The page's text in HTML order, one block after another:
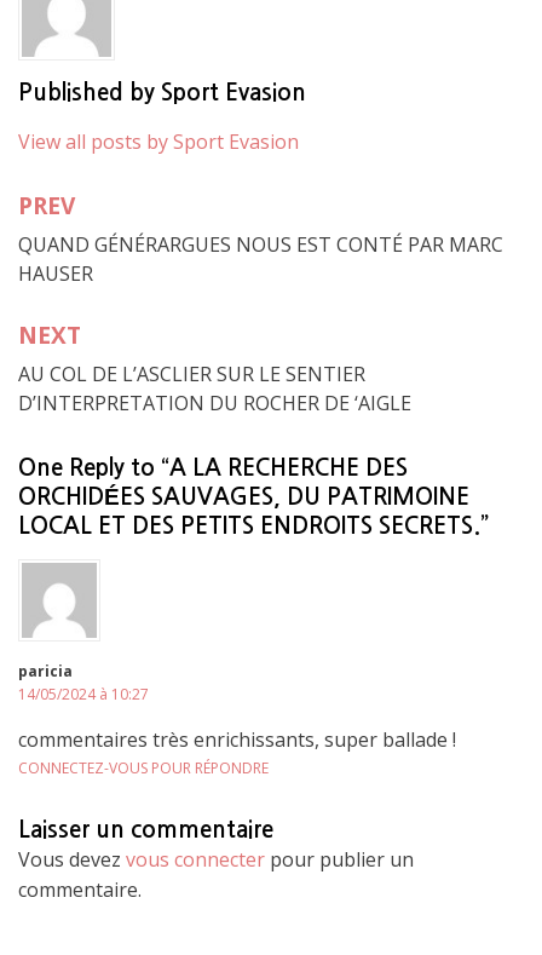
Published by Sport Evasion
View all posts by Sport Evasion
Navigation
de
PREV
QUAND GÉNÉRARGUES NOUS EST CONTÉ PAR MARC
HAUSER
NEXT
AU COL DE L’ASCLIER SUR LE SENTIER
D’INTERPRETATION DU ROCHER DE ‘AIGLE
One Reply to “A LA RECHERCHE DES
ORCHIDÉES SAUVAGES, DU PATRIMOINE
LOCAL ET DES PETITS ENDROITS SECRETS.”
paricia
14/05/2024 à 10:27
commentaires très enrichissants, super ballade !
CONNECTEZ-VOUS POUR RÉPONDRE
Laisser un commentaire
Vous devez vous connecter pour publier un
commentaire.